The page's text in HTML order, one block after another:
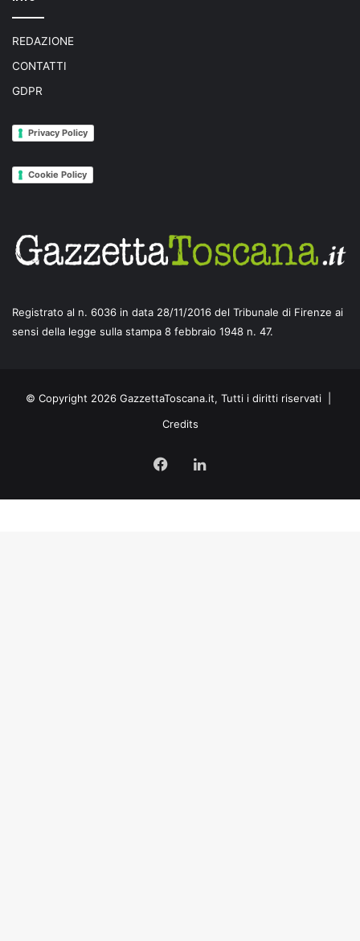
REDAZIONE
CONTATTI
GDPR
Privacy Policy
Cookie Policy
Registrato al n. 6036 in data 28/11/2016 del Tribunale di Firenze ai
sensi della legge sulla stampa 8 febbraio 1948 n. 47.
© Copyright 2026 GazzettaToscana.it, Tutti i diritti riservati |
Credits
FacebookLinkedIn